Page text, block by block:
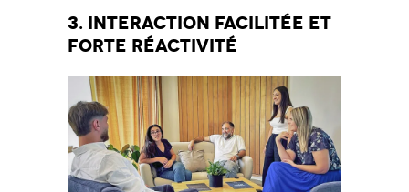
3. Interaction facilitée et
forte réactivité